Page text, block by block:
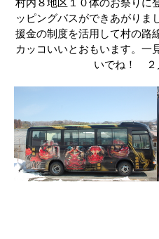
村内８地区１０体のお祭りに
ッピングバスができあがりま
援金の制度を活用して村の路
カッコいいとおもいます。一
いでね！